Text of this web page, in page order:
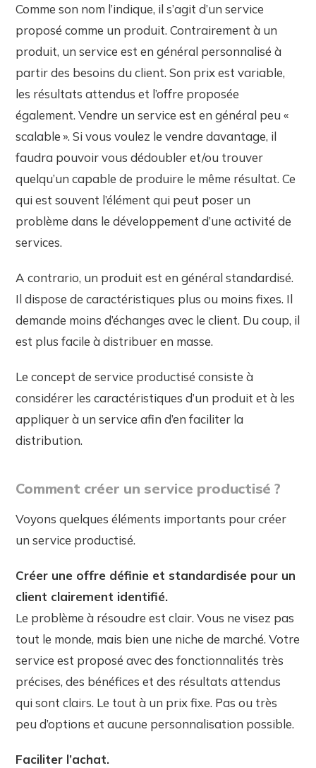
Comme son nom l’indique, il s’agit d’un service
proposé comme un produit. Contrairement à un
produit, un service est en général personnalisé à
partir des besoins du client. Son prix est variable,
les résultats attendus et l’offre proposée
également. Vendre un service est en général peu «
scalable ». Si vous voulez le vendre davantage, il
faudra pouvoir vous dédoubler et/ou trouver
quelqu’un capable de produire le même résultat. Ce
qui est souvent l’élément qui peut poser un
problème dans le développement d’une activité de
services.
A contrario, un produit est en général standardisé.
Il dispose de caractéristiques plus ou moins fixes. Il
demande moins d’échanges avec le client. Du coup, il
est plus facile à distribuer en masse.
Le concept de service productisé consiste à
considérer les caractéristiques d’un produit et à les
appliquer à un service afin d’en faciliter la
distribution.
Comment créer un service productisé ?
Voyons quelques éléments importants pour créer
un service productisé.
Créer une offre définie et standardisée pour un
client clairement identifié.
Le problème à résoudre est clair. Vous ne visez pas
tout le monde, mais bien une niche de marché. Votre
service est proposé avec des fonctionnalités très
précises, des bénéfices et des résultats attendus
qui sont clairs. Le tout à un prix fixe. Pas ou très
peu d’options et aucune personnalisation possible.
Faciliter l’achat.